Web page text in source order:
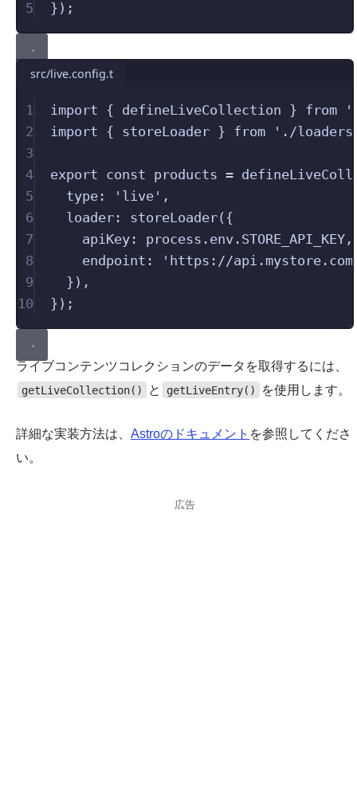
5 });
src/live.config.t
1 import { defineLiveCollection } from '
2
import { storeLoader } from ' ./
3
4
export const products =
5
type : ' live ' ,
6
loader : storeLoader({
7
apiKey : process .env. STORE_API_KEY ,
8
endpoint : ' https://
9
}),
10
});
ライブコンテンツコレクションのデータを取得するには、
getLiveCollection() と getLiveEntry() を使用します。
詳細な実装方法は、 Astroのドキュメント を参照してくださ
い。
広告